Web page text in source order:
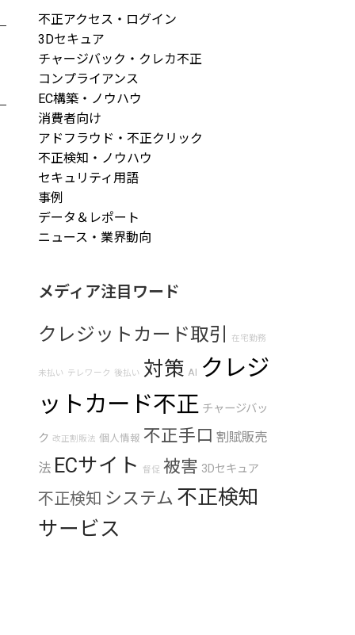
不正アクセス・ログイン
3Dセキュア
チャージバック・クレカ不正
コンプライアンス
EC構築・ノウハウ
消費者向け
アドフラウド・不正クリック
不正検知・ノウハウ
セキュリティ用語
事例
データ＆レポート
ニュース・業界動向
メディア注目ワード
クレジットカード取引 在宅勤務
未払い テレワーク 後払い 対策 AI クレジ
ットカード不正 チャージバッ
ク 改正割販法 個人情報 不正手口 割賦販売
法 ECサイト 督促 被害 3Dセキュア
不正検知 システム 不正検知
サービス